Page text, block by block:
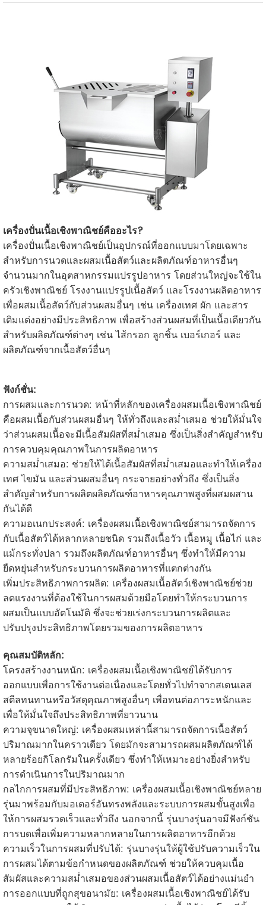
เครื่องปั่นเนื้อเชิงพาณิชย์คืออะไร?
เครื่องปั่นเนื้อเชิงพาณิชย์เป็นอุปกรณ์ที่ออกแบบมาโดยเฉพาะ
สำหรับการนวดและผสมเนื้อสัตว์และผลิตภัณฑ์อาหารอื่นๆ
จำนวนมากในอุตสาหกรรมแปรรูปอาหาร โดยส่วนใหญ่จะใช้ใน
ครัวเชิงพาณิชย์ โรงงานแปรรูปเนื้อสัตว์ และโรงงานผลิตอาหาร
เพื่อผสมเนื้อสัตว์กับส่วนผสมอื่นๆ เช่น เครื่องเทศ ผัก และสาร
เติมแต่งอย่างมีประสิทธิภาพ เพื่อสร้างส่วนผสมที่เป็นเนื้อเดียวกัน
สำหรับผลิตภัณฑ์ต่างๆ เช่น ไส้กรอก ลูกชิ้น เบอร์เกอร์ และ
ผลิตภัณฑ์จากเนื้อสัตว์อื่นๆ
ฟังก์ชั่น:
การผสมและการนวด: หน้าที่หลักของเครื่องผสมเนื้อเชิงพาณิชย์
คือผสมเนื้อกับส่วนผสมอื่นๆ ให้ทั่วถึงและสม่ำเสมอ ช่วยให้มั่นใจ
ว่าส่วนผสมเนื้อจะมีเนื้อสัมผัสที่สม่ำเสมอ ซึ่งเป็นสิ่งสำคัญสำหรับ
การควบคุมคุณภาพในการผลิตอาหาร
ความสม่ำเสมอ: ช่วยให้ได้เนื้อสัมผัสที่สม่ำเสมอและทำให้เครื่อง
เทศ ไขมัน และส่วนผสมอื่นๆ กระจายอย่างทั่วถึง ซึ่งเป็นสิ่ง
สำคัญสำหรับการผลิตผลิตภัณฑ์อาหารคุณภาพสูงที่ผสมผสาน
กันได้ดี
ความอเนกประสงค์: เครื่องผสมเนื้อเชิงพาณิชย์สามารถจัดการ
กับเนื้อสัตว์ได้หลากหลายชนิด รวมถึงเนื้อวัว เนื้อหมู เนื้อไก่ และ
แม้กระทั่งปลา รวมถึงผลิตภัณฑ์อาหารอื่นๆ ซึ่งทำให้มีความ
ยืดหยุ่นสำหรับกระบวนการผลิตอาหารที่แตกต่างกัน
เพิ่มประสิทธิภาพการผลิต: เครื่องผสมเนื้อสัตว์เชิงพาณิชย์ช่วย
ลดแรงงานที่ต้องใช้ในการผสมด้วยมือโดยทำให้กระบวนการ
ผสมเป็นแบบอัตโนมัติ ซึ่งจะช่วยเร่งกระบวนการผลิตและ
ปรับปรุงประสิทธิภาพโดยรวมของการผลิตอาหาร
คุณสมบัติหลัก:
โครงสร้างงานหนัก: เครื่องผสมเนื้อเชิงพาณิชย์ได้รับการ
ออกแบบเพื่อการใช้งานต่อเนื่องและโดยทั่วไปทำจากสเตนเลส
สตีลทนทานหรือวัสดุคุณภาพสูงอื่นๆ เพื่อทนต่อภาระหนักและ
เพื่อให้มั่นใจถึงประสิทธิภาพที่ยาวนาน
ความจุขนาดใหญ่: เครื่องผสมเหล่านี้สามารถจัดการเนื้อสัตว์
ปริมาณมากในคราวเดียว โดยมักจะสามารถผสมผลิตภัณฑ์ได้
หลายร้อยกิโลกรัมในครั้งเดียว ซึ่งทำให้เหมาะอย่างยิ่งสำหรับ
การดำเนินการในปริมาณมาก
กลไกการผสมที่มีประสิทธิภาพ: เครื่องผสมเนื้อเชิงพาณิชย์หลาย
รุ่นมาพร้อมกับมอเตอร์อันทรงพลังและระบบการผสมขั้นสูงเพื่อ
ให้การผสมรวดเร็วและทั่วถึง นอกจากนี้ รุ่นบางรุ่นอาจมีฟังก์ชัน
การบดเพื่อเพิ่มความหลากหลายในการผลิตอาหารอีกด้วย
ความเร็วในการผสมที่ปรับได้: รุ่นบางรุ่นให้ผู้ใช้ปรับความเร็วใน
การผสมได้ตามข้อกำหนดของผลิตภัณฑ์ ช่วยให้ควบคุมเนื้อ
สัมผัสและความสม่ำเสมอของส่วนผสมเนื้อสัตว์ได้อย่างแม่นยำ
การออกแบบที่ถูกสุขอนามัย: เครื่องผสมเนื้อเชิงพาณิชย์ได้รับ